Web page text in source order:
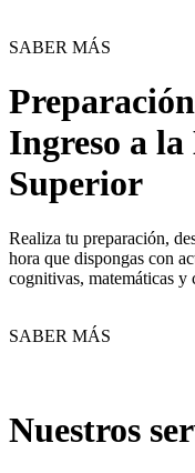
SABER MÁS
Ingreso a
Superior
Realiza tu preparación,
hora que dispongas con
cognitivas, matemáticas y
SABER MÁS
Nuestros